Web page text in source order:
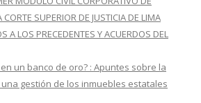
SUPERIOR DE JUSTICIA DE LIMA
A LOS PRECEDENTES Y ACUERDOS DEL
un banco de oro? : Apuntes sobre la
gestión de los inmuebles estatales